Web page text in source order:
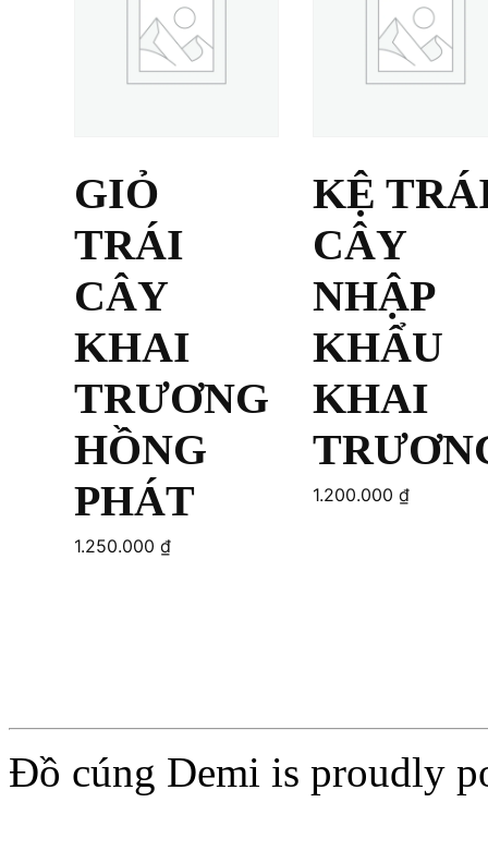
GIỎ
TRÁI
CÂY
KHAI
TRƯƠNG
HỒNG
PHÁT
1.250.000 ₫
KỆ
CÂY
NHẬP
KHẨU
KHAI
1.200.000₫
Đồ cúng Demi is proudly